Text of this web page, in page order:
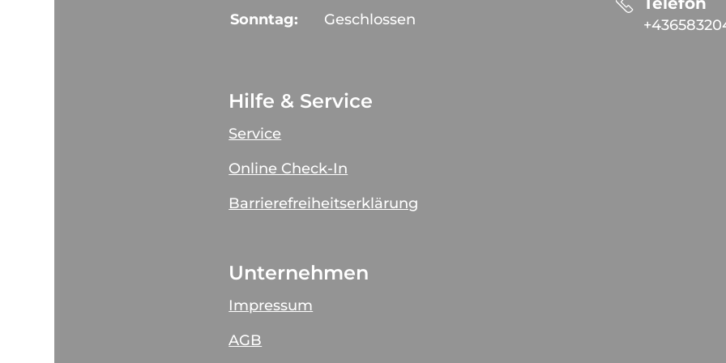
Sonntag: Geschlossen
Hilfe & Service
Service
Online Check-In
Barrierefreiheitserklärung
Unternehmen
Impressum
AGB